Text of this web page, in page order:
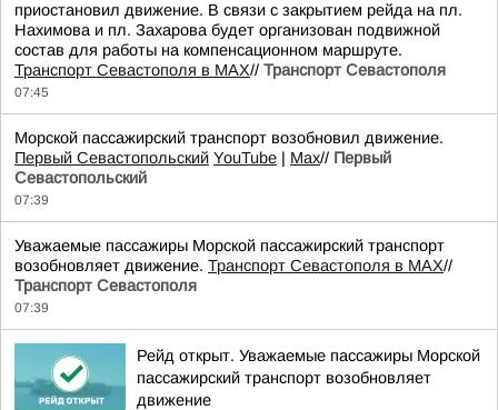
приостановил движение. В связи с закрытием рейда на пл.
Нахимова и пл. Захарова будет организован подвижной
состав для работы на компенсационном маршруте.
Транспорт Севастополя в MAX// Транспорт Севастополя
07:45
Морской пассажирский транспорт возобновил движение.
Первый Севастопольский YouTube | Max// Первый
Севастопольский
07:39
Уважаемые пассажиры Морской пассажирский транспорт
возобновляет движение. Транспорт Севастополя в MAX//
Транспорт Севастополя
07:39
Рейд открыт. Уважаемые пассажиры Морской
пассажирский транспорт возобновляет
движение